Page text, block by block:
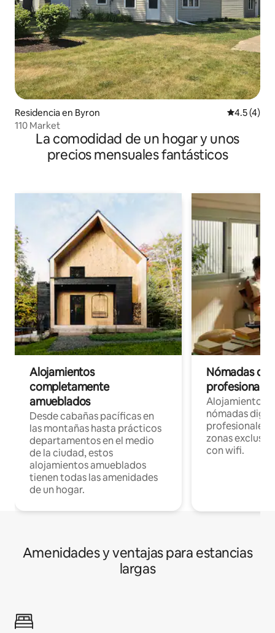
Residencia en Byron
4.5 (4)
110 Market
La comodidad de un hogar y unos
precios mensuales fantásticos
Alojamientos
completamente
amueblados
Desde cabañas pacíficas en
las montañas hasta prácticos
departamentos en el medio
de la ciudad, estos
alojamientos amueblados
tienen todas las amenidades
de un hogar.
Nómadas
Alojamientos
nómadas
profesionales
zonas
con wifi.
Amenidades y ventajas para estancias
largas